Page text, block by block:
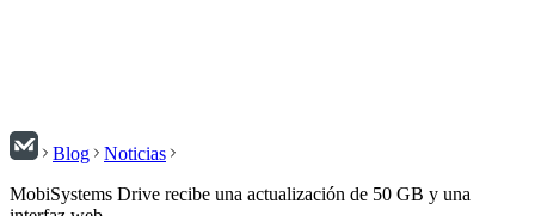
Blog
Noticias
MobiSystems Drive recibe una actualización de 50 GB y una